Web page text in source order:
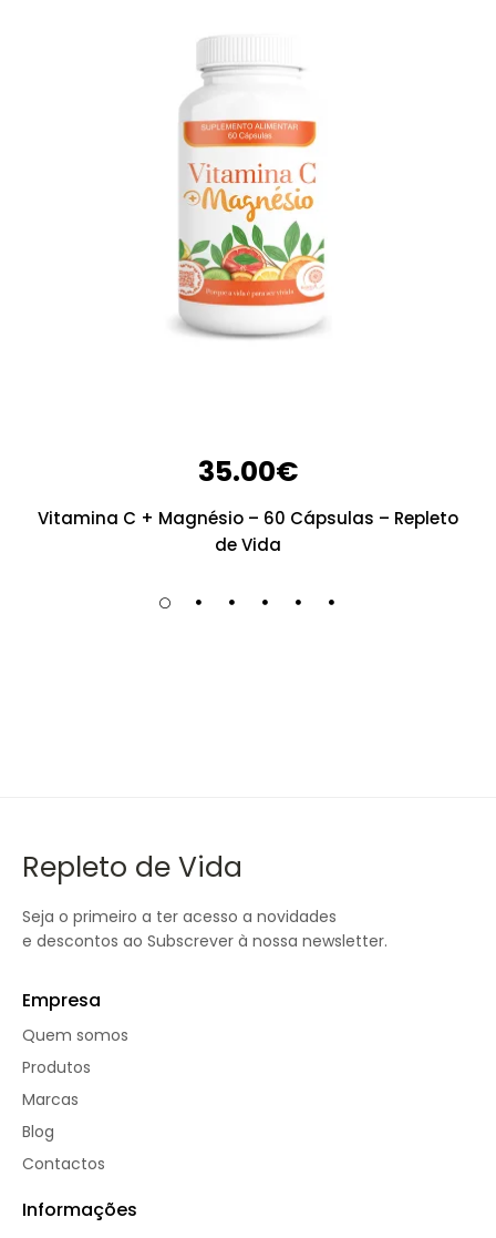
35.00€
Vitamina C + Magnésio – 60 Cápsulas – Repleto
de Vida
Repleto de Vida
Seja o primeiro a ter acesso a novidades
e descontos ao Subscrever à nossa newsletter.
Empresa
Quem somos
Produtos
Marcas
Blog
Contactos
Informações